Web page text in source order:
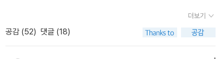
인 《삼국유사》를 비롯해 20여 권의 고전을 번역해왔다. 이런 방대한
번역 작업을 바탕으로 쌓은 중국 고전에 대한 해박한 지식은 국내에
서 쉽게 어깨를 견주기 힘들 정도로 독보적이다. 이번에 전체 편을 완
허물을 고치려고 해야 하오. 군주가 덕치를 하면 그 미덕을 도와서 일
을 처리하고, 군주에게 잘못이 있으면 바로잡아 구해주어야 하오. 이
것이 군주와 신하가 마음을 같이해 나라를 다스리는 방법인 것이오. _
더보기
공감 (52) 댓글 (18)